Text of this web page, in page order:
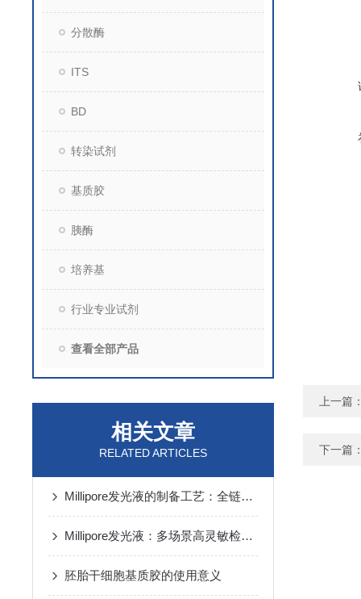
分散酶
ITS
BD
转染试剂
基质胶
胰酶
培养基
行业专业试剂
查看全部产品
相关文章
RELATED ARTICLES
Millipore发光液的制备工艺：全链路质控保障检测性能稳定
Millipore发光液：多场景高灵敏检测的核心试剂支撑
胚胎干细胞基质胶的使用意义
上一篇
下一篇